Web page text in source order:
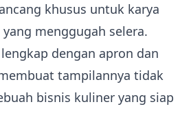
khusus untuk karya
menggugah selera.
dengan apron dan
tampilannya tidak
bisnis kuliner yang siap